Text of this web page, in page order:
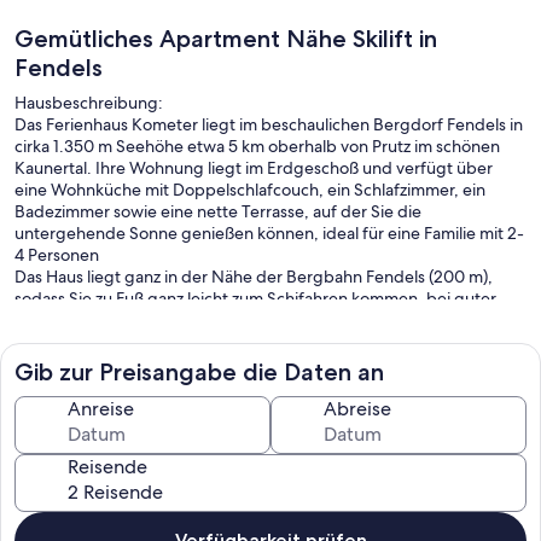
Gemütliches Apartment Nähe Skilift in
Fendels
Hausbeschreibung:
Das Ferienhaus Kometer liegt im beschaulichen Bergdorf Fendels in
cirka 1.350 m Seehöhe etwa 5 km oberhalb von Prutz im schönen
Kaunertal. Ihre Wohnung liegt im Erdgeschoß und verfügt über
eine Wohnküche mit Doppelschlafcouch, ein Schlafzimmer, ein
Badezimmer sowie eine nette Terrasse, auf der Sie die
untergehende Sonne genießen können, ideal für eine Familie mit 2-
4 Personen
Das Haus liegt ganz in der Nähe der Bergbahn Fendels (200 m),
sodass Sie zu Fuß ganz leicht zum Schifahren kommen, bei guter
Das Top-Schigebiet Fiss, Serfaus und Ladis ist nur 15 km entfernt!
Sie erhalten die Tiroler Oberland Sommercard und Wintercard
Basic vom Vermieter gratis, mit dieser Card eröffnen sich eine
Vielzahl an ermäßigten und inkludierten Leistungen in der
Ferienregion
Das Aufladen eines Elektroautos bei der Ferienunterkunft ist nicht
möglich und nicht erlaubt. Falls Sie Ihr Auto dennoch unrechtmäßig
aufladen, kann der Hauseigentümer oder Verwalter Sie für
eventuelle Schäden verantwortlich machen und eine angemessene
Gib zur Preisangabe die Daten an
Anreise Abreise
Reisende